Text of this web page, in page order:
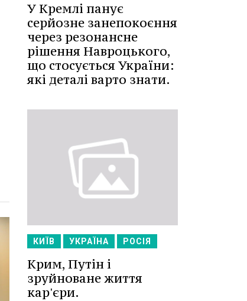
У Кремлі панує
серйозне занепокоєння
через резонансне
рішення Навроцького,
що стосується України:
які деталі варто знати.
КИЇВ УКРАЇНА РОСІЯ
Крим, Путін і
зруйноване життя
кар'єри.